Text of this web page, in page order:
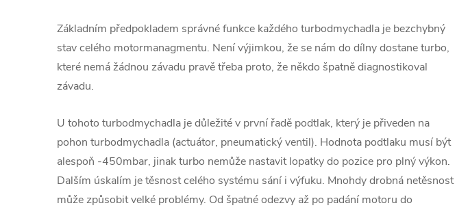
Základním předpokladem správné funkce každého turbodmychadla je bezchybný
stav celého motormanagmentu. Není výjimkou, že se nám do dílny dostane turbo,
které nemá žádnou závadu pravě třeba proto, že někdo špatně diagnostikoval
závadu.
U tohoto turbodmychadla je důležité v první řadě podtlak, který je přiveden na
pohon turbodmychadla (actuátor, pneumatický ventil). Hodnota podtlaku musí být
alespoň -450mbar, jinak turbo nemůže nastavit lopatky do pozice pro plný výkon.
Dalším úskalím je těsnost celého systému sání i výfuku. Mnohdy drobná netěsnost
může způsobit velké problémy. Od špatné odezvy až po padání motoru do